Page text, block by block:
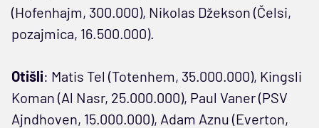
(Hofenhajm, 300.000), Nikolas Džekson (Čelsi,
pozajmica, 16.500.000).
Otišli: Matis Tel (Totenhem, 35.000.000), Kingsli
Koman (Al Nasr, 25.000.000), Paul Vaner (PSV
Ajndhoven, 15.000.000), Adam Aznu (Everton,